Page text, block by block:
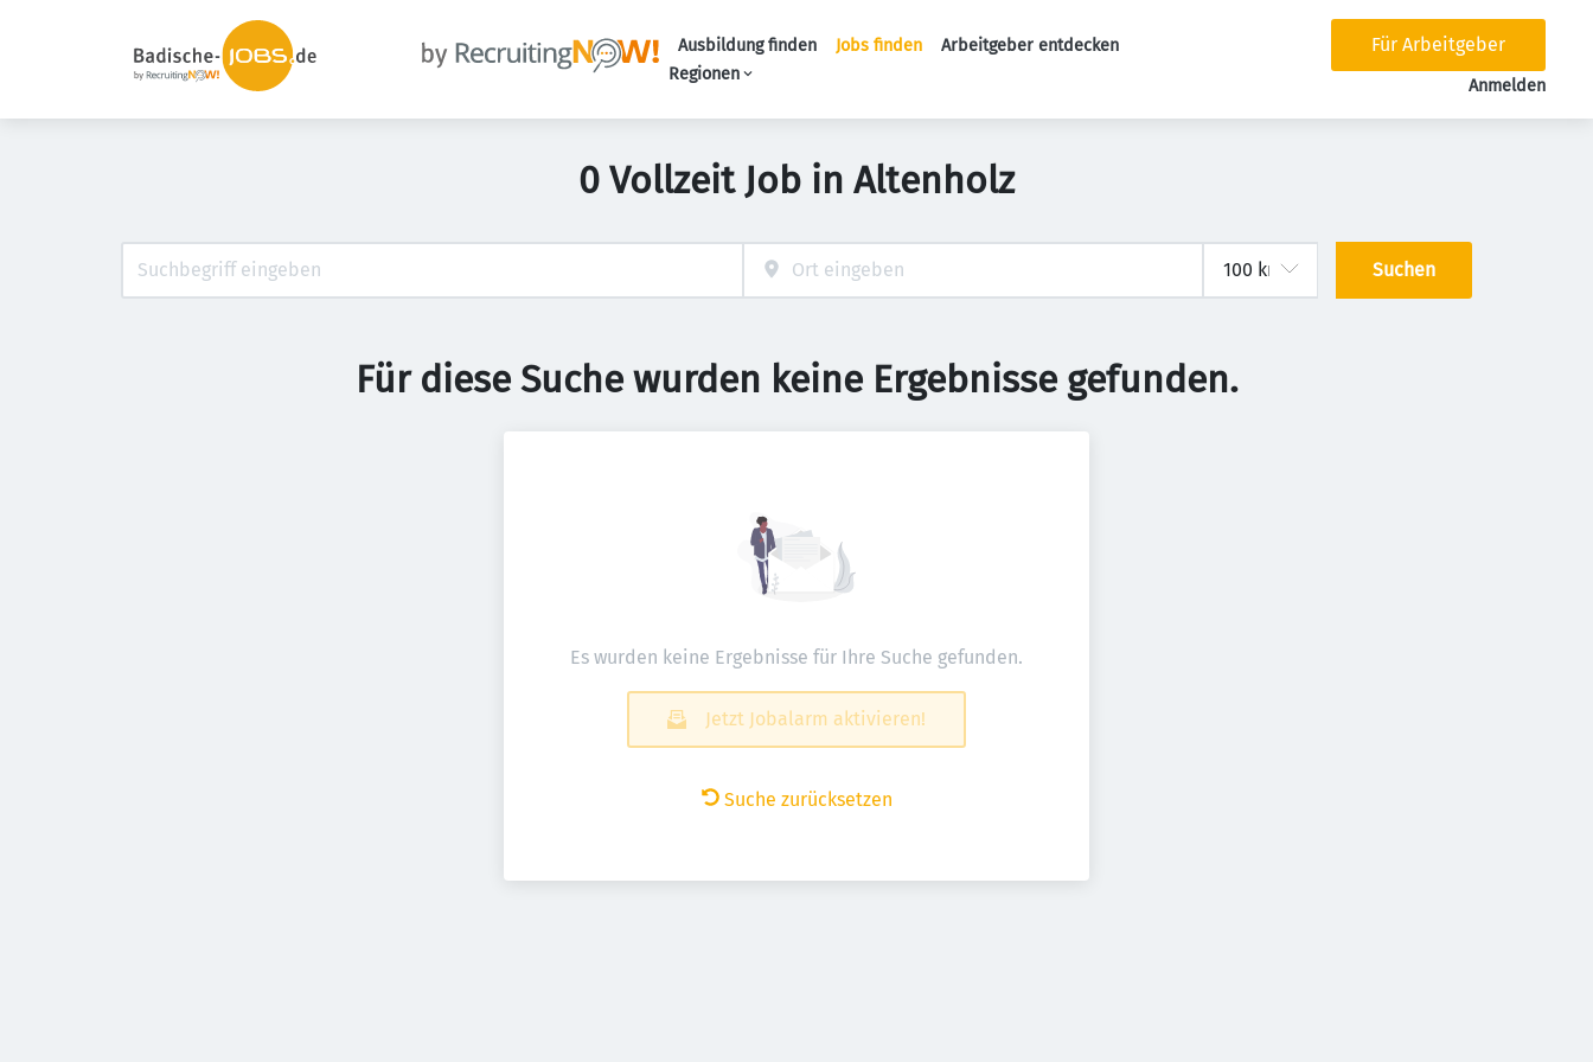
Ausbildung finden Jobs finden
Arbeitgeber entdecken
Regionen
Für Arbeitgeber
Anmelden
0 Vollzeit Job in Altenholz
Suchen
Für diese Suche wurden keine Ergebnisse gefunden.
Es wurden keine Ergebnisse für Ihre Suche gefunden.
Jetzt Jobalarm aktivieren!
Suche zurücksetzen